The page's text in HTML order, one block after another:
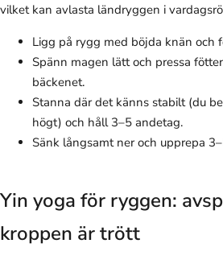
vilket kan avlasta ländryggen i
Ligg på rygg med böjda knän och
Spänn magen lätt och pressa
bäckenet.
Stanna där det känns stabilt (du
högt) och håll 3–5 andetag.
Sänk långsamt ner och upprepa
Yin yoga för ryggen:
kroppen är trött